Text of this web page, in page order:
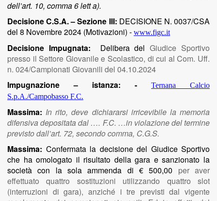
dell’art. 10, comma 6 lett a).
Decisione C.S.A. – Sezione III: DECISIONE N. 0037/CSA
del 8 Novembre 2024 (Motivazioni) - www.figc.it
Decisione Impugnata: Delibera delGiudice Sportivo
presso il Settore Giovanile e Scolastico, di cui al Com. Uff.
n. 024/Campionati Giovanili del 04.10.2024
Impugnazione – istanza: -
Ternana Calcio
S.p.A./Campobasso F.C.
Massima: In rito, deve dichiararsi irricevibile la memoria
difensiva depositata dal …. F.C. …in violazione del termine
previsto dall’art. 72, secondo comma, C.G.S.
Massima: Confermata la decisione del Giudice Sportivo
che ha omologato il risultato della gara e sanzionato la
società con la sola ammenda di € 500,00
per aver
effettuato quattro sostituzioni utilizzando quattro slot
(interruzioni di gara), anziché i tre previsti dal vigente